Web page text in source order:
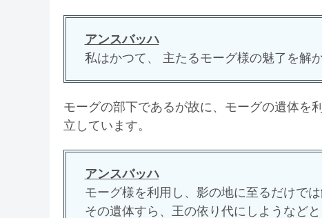
アンスバッハ
私はかつて、 主たるモーグ様の魅了を解
モーグの部下であるが故に、モーグの遺体を
立しています。
アンスバッハ
モーグ様を利用し、影の地に至るだけで
その遺体すら、王の依り代にしようなどと